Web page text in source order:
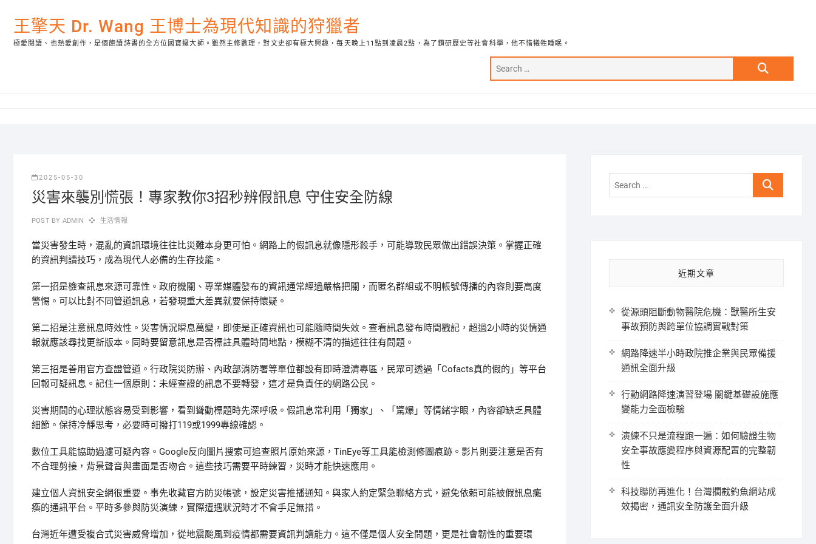
content王擎天 Dr. Wang 王博士為現代知識的狩獵者
極愛閱讀、也熱愛創作，是個飽讀詩書的全方位國寶級大師。雖然主修數理，對文史卻有極大興趣，每天晚上11點到凌晨2點，為了鑽研歷史等社會科學，他不惜犧牲睡眠。
Search
2025-05-30
災害來襲別慌張！專家教你3招秒辨假訊息 守住安全防線
POST BY ADMIN 生活情報
當災害發生時，混亂的資訊環境往往比災難本身更可怕。網路上的假訊息就像隱形殺手，可能導致民眾做出錯誤決策。掌握正確
的資訊判讀技巧，成為現代人必備的生存技能。
第一招是檢查訊息來源可靠性。政府機關、專業媒體發布的資訊通常經過嚴格把關，而匿名群組或不明帳號傳播的內容則要高度
警惕。可以比對不同管道訊息，若發現重大差異就要保持懷疑。
第二招是注意訊息時效性。災害情況瞬息萬變，即使是正確資訊也可能隨時間失效。查看訊息發布時間戳記，超過2小時的災情通
報就應該尋找更新版本。同時要留意訊息是否標註具體時間地點，模糊不清的描述往往有問題。
第三招是善用官方查證管道。行政院災防辦、內政部消防署等單位都設有即時澄清專區，民眾可透過「Cofacts真的假的」等平台
回報可疑訊息。記住一個原則：未經查證的訊息不要轉發，這才是負責任的網路公民。
災害期間的心理狀態容易受到影響，看到聳動標題時先深呼吸。假訊息常利用「獨家」、「驚爆」等情緒字眼，內容卻缺乏具體
細節。保持冷靜思考，必要時可撥打119或1999專線確認。
數位工具能協助過濾可疑內容。Google反向圖片搜索可追查照片原始來源，TinEye等工具能檢測修圖痕跡。影片則要注意是否有
不合理剪接，背景聲音與畫面是否吻合。這些技巧需要平時練習，災時才能快速應用。
建立個人資訊安全網很重要。事先收藏官方防災帳號，設定災害推播通知。與家人約定緊急聯絡方式，避免依賴可能被假訊息癱
瘓的通訊平台。平時多參與防災演練，實際遭遇狀況時才不會手足無措。
台灣近年遭受複合式災害威脅增加，從地震颱風到疫情都需要資訊判讀能力。這不僅是個人安全問題，更是社會韌性的重要環
Search
近期文章
從源頭阻斷動物醫院危機：獸醫所生安
事故預防與跨單位協調實戰對策
網路降速半小時政院推企業與民眾備援
通訊全面升級
行動網路降速演習登場 關鍵基礎設施應
變能力全面檢驗
演練不只是流程跑一遍：如何驗證生物
安全事故應變程序與資源配置的完整韌
性
科技聯防再進化！台灣攔截釣魚網站成
效揭密，通訊安全防護全面升級